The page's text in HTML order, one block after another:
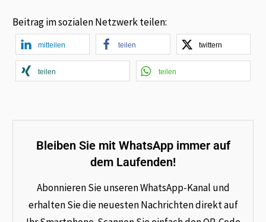
Beitrag im sozialen Netzwerk teilen:
mitteilen teilen twittern
teilen teilen
Bleiben Sie mit WhatsApp immer auf
dem Laufenden!
Abonnieren Sie unseren WhatsApp-Kanal und
erhalten Sie die neuesten Nachrichten direkt auf